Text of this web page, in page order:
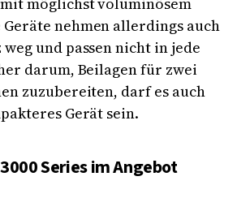
nehmen allerdings auch
weg und passen nicht in jede
darum, Beilagen für zwei
zuzubereiten, darf es auch
Gerät sein.
Series im Angebot